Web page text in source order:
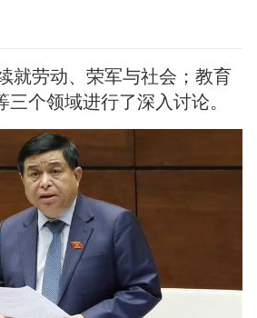
就劳动、荣军与社会；教育
个领域进行了深入讨论。